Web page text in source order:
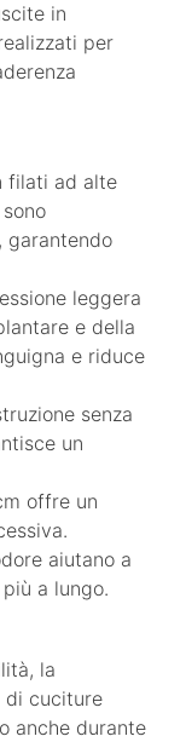
in
per
filati ad alte
garantendo
leggera
e della
e riduce
senza
un
offre un
aiutano a
a lungo.
la
di cuciture
anche durante